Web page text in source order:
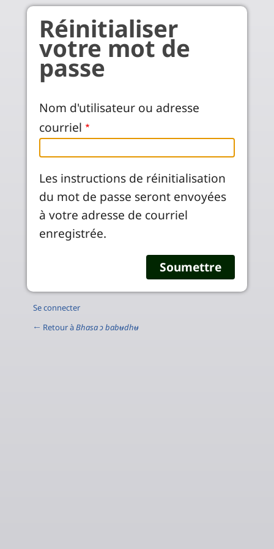
Aller au contenu principal
Réinitialiser
votre mot de
passe
Nom d'utilisateur ou adresse
courriel
Les instructions de réinitialisation
du mot de passe seront envoyées
à votre adresse de courriel
enregistrée.
Se connecter
← Retour àBhasa ɔ babʉdhʉ